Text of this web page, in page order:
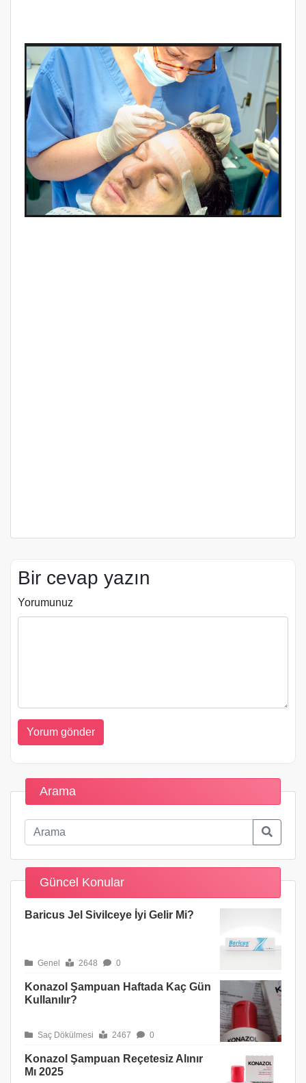
Bir cevap yazın
Yorumunuz
Arama
Güncel Konular
Baricus Jel Sivilceye İyi Gelir Mi?
Genel 2648 0
Konazol Şampuan Haftada Kaç Gün
Kullanılır?
Saç Dökülmesi 2467 0
Konazol Şampuan Reçetesiz Alınır
Mı 2025